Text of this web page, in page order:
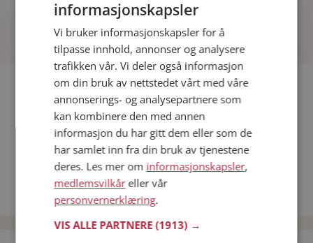
Fler single
Flere singlekvinner fra Steinkjer:Dameinnherred
informasjonskapsler
Vi bruker informasjonskapsler for å
tilpasse innhold, annonser og analysere
trafikken vår. Vi deler også informasjon
om din bruk av nettstedet vårt med våre
annonserings- og analysepartnere som
kan kombinere den med annen
informasjon du har gitt dem eller som de
har samlet inn fra din bruk av tjenestene
deres. Les mer om informasjonskapsler,
medlemsvilkåreller vår
personvernerklæring.
VIS ALLE PARTNERE(1913) →